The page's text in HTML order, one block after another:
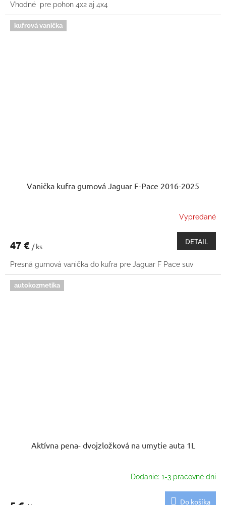
Vhodné pre pohon 4x2 aj 4x4
kufrová vanička
Vanička kufra gumová Jaguar F-Pace 2016-2025
Vypredané
47 € / ks
DETAIL
Presná gumová vanička do kufra pre Jaguar F Pace suv
autokozmetika
Aktívna pena- dvojzložková na umytie auta 1L
Dodanie: 1-3 pracovné dni
Do košíka